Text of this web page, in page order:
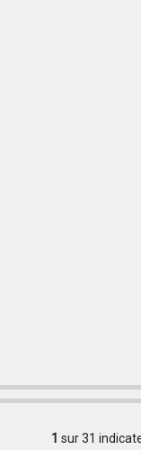
1 sur 31